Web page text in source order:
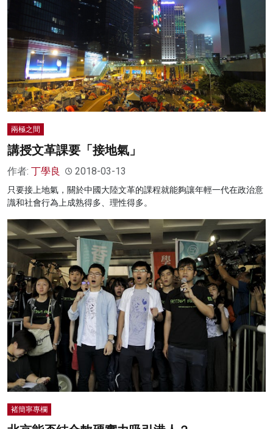
兩極之間
講授文革課要「接地氣」
作者: 丁學良 2018-03-13
只要接上地氣，關於中國大陸文革的課程就能夠讓年輕一代在政治意
識和社會行為上成熟得多、理性得多。
褚簡寧專欄